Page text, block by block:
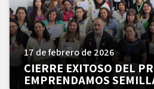
17 de febrero de 2026
CIERRE EXITOSO DEL
EMPRENDAMOS